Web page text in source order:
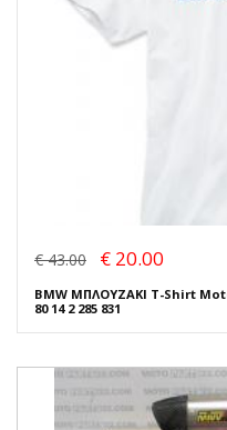
€ 43.00 € 20.00
BMW ΜΠΛΟΥΖΑΚΙ T-Shirt
80 14 2 285 831